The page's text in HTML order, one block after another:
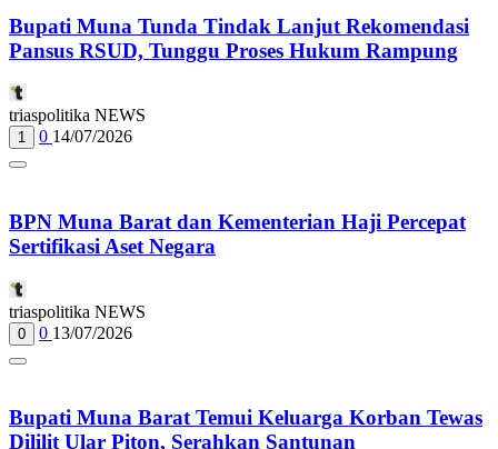
Bupati Muna Tunda Tindak Lanjut Rekomendasi
Pansus RSUD, Tunggu Proses Hukum Rampung
triaspolitika NEWS
1 0 14/07/2026
BPN Muna Barat dan Kementerian Haji Percepat
Sertifikasi Aset Negara
triaspolitika NEWS
0 0 13/07/2026
Bupati Muna Barat Temui Keluarga Korban Tewas
Dililit Ular Piton, Serahkan Santunan